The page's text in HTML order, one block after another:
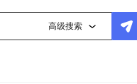
高级搜索